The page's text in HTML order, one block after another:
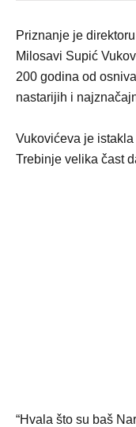
Priznanje je
Milosavi Supić
200 godina od
nastarijih i
Vukovićeva je
Trebinje velika čast
“Hvala što su baš